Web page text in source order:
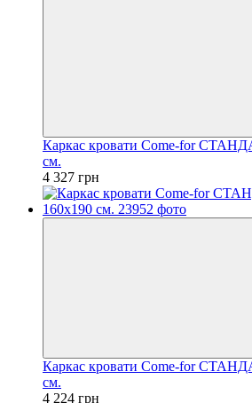
Каркас кровати Come-for
см.
4 327 грн
Каркас кровати Come-for
см.
4 224 грн